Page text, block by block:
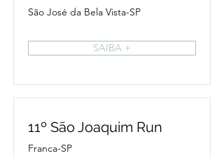
São José da Bela Vista-SP
SAIBA +
11º São Joaquim Run
Franca-SP